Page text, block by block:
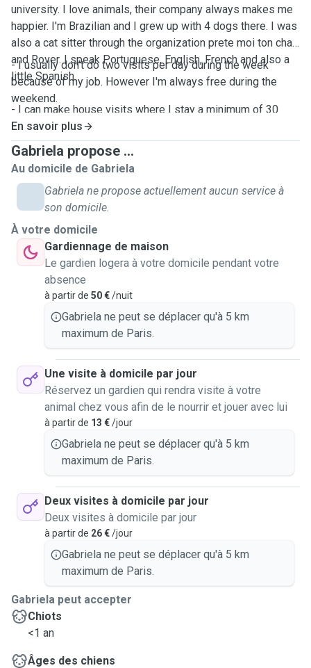
university. I love animals, their company always makes me
happier. I'm Brazilian and I grew up with 4 dogs there. I was
also a cat sitter through the organization prete moi ton chat
and Rover. I speak Portuguese, English, French and also a
little Spanish.
- I can make house visits where I stay a minimum of 30
minutes with your pet, I play, I give them food and I clean
the pee box and whatever you may need.
- I usually don't do two visits per day during the week
because of my job. However I'm always free during the
weekend.
En savoir plus
Gabriela propose ...
Au domicile de Gabriela
Gabriela ne propose actuellement aucun service à
son domicile.
À votre domicile
Gardiennage de maison
Le gardien logera à votre domicile pendant votre
absence
à partir de 50 €/nuit
Gabriela ne peut se déplacer qu'à 5 km
maximum de Paris.
Une visite à domicile par jour
Réservez un gardien qui rendra visite à votre
animal chez vous afin de le nourrir et jouer avec lui
à partir de 13 €/jour
Gabriela ne peut se déplacer qu'à 5 km
maximum de Paris.
Deux visites à domicile par jour
Deux visites à domicile par jour
à partir de 26 €/jour
Gabriela ne peut se déplacer qu'à 5 km
maximum de Paris.
Gabriela peut accepter
Chiots
<1 an
Âges des chiens